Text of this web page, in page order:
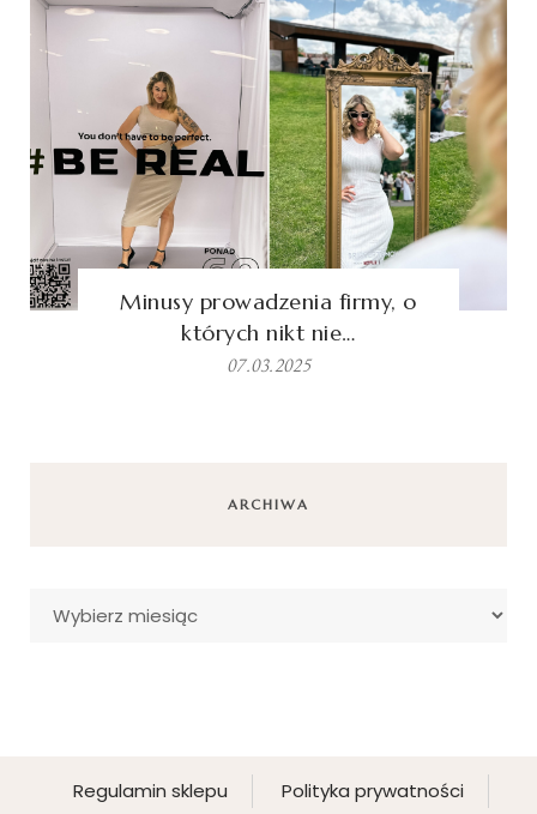
Minusy prowadzenia firmy, o
których nikt nie…
07.03.2025
ARCHIWA
Regulamin sklepu
Polityka prywatności